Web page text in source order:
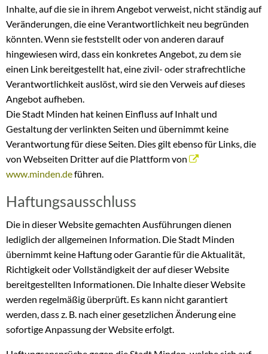
Inhalte, auf die sie in ihrem Angebot verweist, nicht ständig auf
Veränderungen, die eine Verantwortlichkeit neu begründen
könnten. Wenn sie feststellt oder von anderen darauf
hingewiesen wird, dass ein konkretes Angebot, zu dem sie
einen Link bereitgestellt hat, eine zivil- oder strafrechtliche
Verantwortlichkeit auslöst, wird sie den Verweis auf dieses
Angebot aufheben.
Die Stadt Minden hat keinen Einfluss auf Inhalt und
Gestaltung der verlinkten Seiten und übernimmt keine
Verantwortung für diese Seiten. Dies gilt ebenso für Links, die
von Webseiten Dritter auf die Plattform von
www.minden.deführen.
Haftungsausschluss
Die in dieser Website gemachten Ausführungen dienen
lediglich der allgemeinen Information. Die Stadt Minden
übernimmt keine Haftung oder Garantie für die Aktualität,
Richtigkeit oder Vollständigkeit der auf dieser Website
bereitgestellten Informationen. Die Inhalte dieser Website
werden regelmäßig überprüft. Es kann nicht garantiert
werden, dass z. B. nach einer gesetzlichen Änderung eine
sofortige Anpassung der Website erfolgt.